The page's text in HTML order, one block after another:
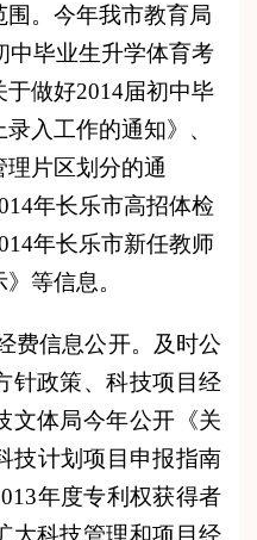
。今年我市教育局
中毕业生升学体育考
做好2014届初中毕
入工作的通知》、
理片区划分的通
年长乐市高招体检
年长乐市新任教师
等信息。
费信息公开。及时公
针政策、科技项目经
文体局今年公开《关
技计划项目申报指南
年度专利权获得者
大科技管理和项目经